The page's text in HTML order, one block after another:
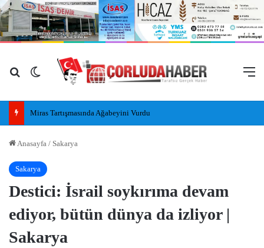
Arama yap ...
Dış görünümü değiştir
Miras Tartışmasında Ağabeyini Vurdu
Anasayfa / Sakarya
Sakarya
Destici: İsrail soykırıma devam
ediyor, bütün dünya da izliyor |
Sakarya